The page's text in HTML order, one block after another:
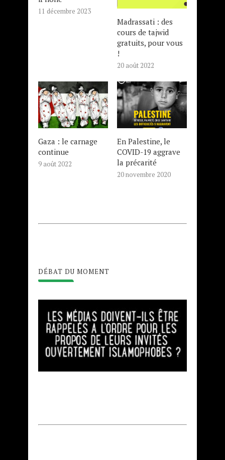
11 décembre 2023
Madrassati : des
cours de tajwid
gratuits, pour vous
!
20 août 2022
Gaza : le carnage
continue
9 août 2022
En Palestine, le
COVID-19 aggrave
la précarité
20 novembre 2020
DÉBAT DU MOMENT